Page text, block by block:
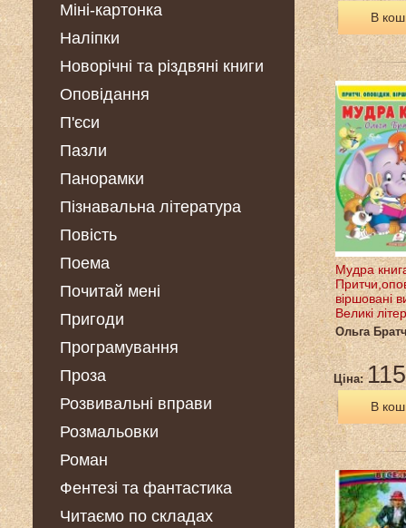
Міні-картонка
Наліпки
Новорічні та різдвяні книги
Оповідання
П'єси
Пазли
Панорамки
Пізнавальна література
Повість
Поема
Почитай мені
Пригоди
Програмування
Проза
Розвивальні вправи
Розмальовки
Роман
Фентезі та фантастика
Читаємо по складах
В
Мудра
віршовані
Великі
Ольга
Ціна:
В